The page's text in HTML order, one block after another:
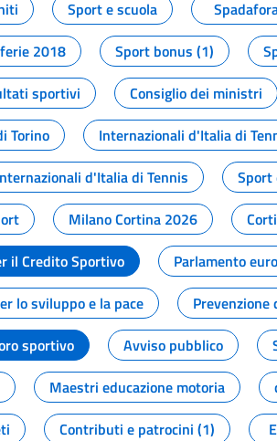
Sport e scuola
2018 Sport bonus (1)
sportivi
Consiglio dei ministri
Torino Internazionali d'Italia di
d'Italia di Tennis Sport
Milano Cortina 2026
il Credito Sportivo Parlamento
lo sviluppo e la pace
Prevenzione
sportivo Avviso pubblico
Maestri educazione motoria
Contributi e patrocini (1)